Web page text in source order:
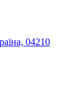
04210